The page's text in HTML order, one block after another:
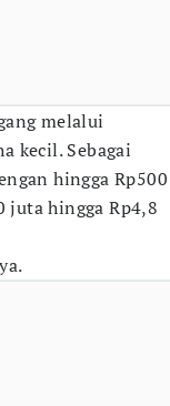
melalui
kecil. Sebagai
hingga Rp500
juta hingga Rp4,8